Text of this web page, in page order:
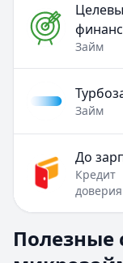
Займ
Займ
До
Кредит
доверия
Раздел:МФО и
Полезные